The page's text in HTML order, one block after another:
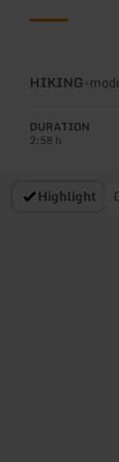
Type
tour:
HIKING-
DURATION
2:58 h
Highlight